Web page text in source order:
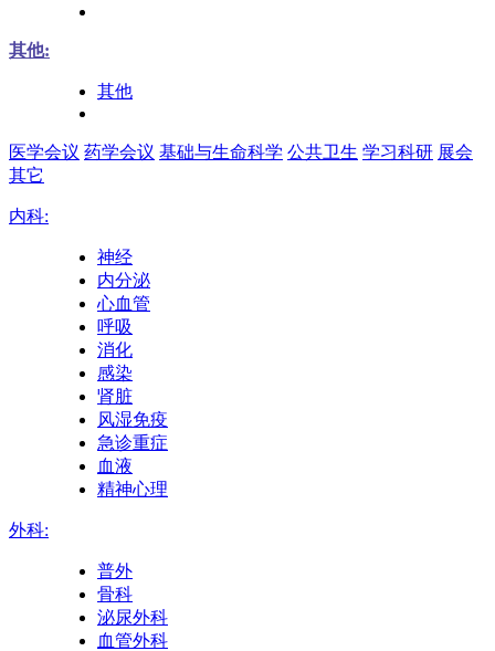
其他:
其他
医学会议 药学会议 基础与生命科学 公共卫生 学习科研 展会
其它
内科:
神经
内分泌
心血管
呼吸
消化
感染
肾脏
风湿免疫
急诊重症
血液
精神心理
外科:
普外
骨科
泌尿外科
血管外科